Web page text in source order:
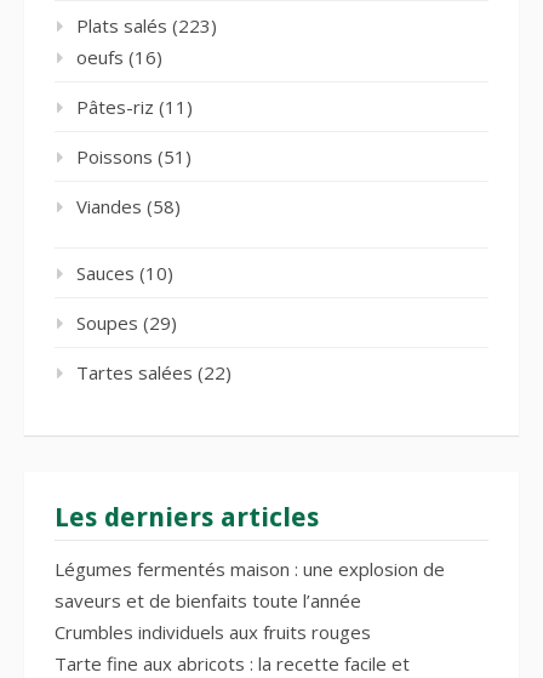
Plats salés (223)
oeufs (16)
Pâtes-riz (11)
Poissons (51)
Viandes (58)
Sauces (10)
Soupes (29)
Tartes salées (22)
Les derniers articles
Légumes fermentés maison : une explosion de
saveurs et de bienfaits toute l’année
Crumbles individuels aux fruits rouges
Tarte fine aux abricots : la recette facile et